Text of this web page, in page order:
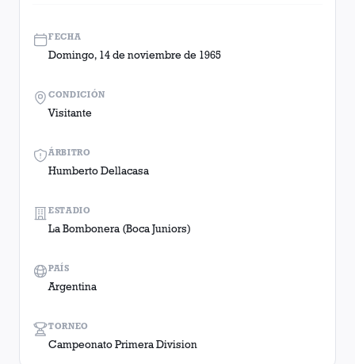
FECHA
Domingo, 14 de noviembre de 1965
ÁRBITRO
Humberto Dellacasa
TORNEO
Campeonato Primera Division
CONDICIÓN
Visitante
ESTADIO
La Bombonera (Boca Juniors)
PAÍS
Argentina